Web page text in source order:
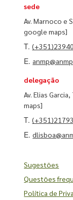
sede
Av. Marnoco e
google maps]
T.
E.
delegação
Av. Elias
maps]
T.
E.
Sugestões
Questões
Política de